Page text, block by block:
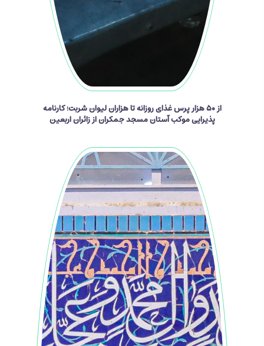
از ۵۰ هزار پرس غذای روزانه تا هزاران لیوان شربت؛ کارنامه
پذیرایی موکب آستان مسجد جمکران از زائران اربعین